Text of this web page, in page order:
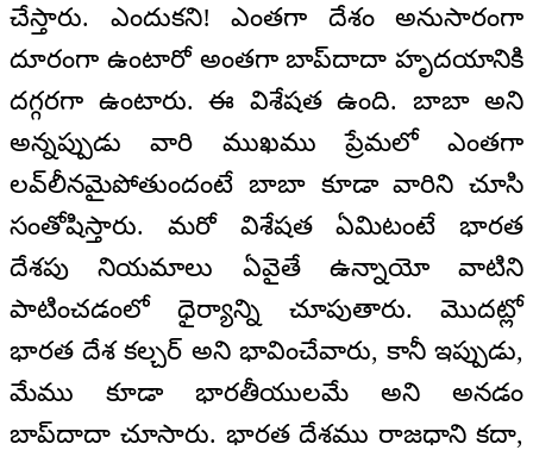
చేస్తారు. ఎందుకని! ఎంతగా దేశం అనుసారంగా
దూరంగా ఉంటారో అంతగా బాప్‌దాదా హృదయానికి
దగ్గరగా ఉంటారు. ఈ విశేషత ఉంది. బాబా అని
అన్నప్పుడు వారి ముఖము ప్రేమలో ఎంతగా
లవ్‌లీనమైపోతుందంటే బాబా కూడా వారిని చూసి
సంతోషిస్తారు. మరో విశేషత ఏమిటంటే భారత
దేశపు నియమాలు ఏవైతే ఉన్నాయో వాటిని
పాటించడంలో ధైర్యాన్ని చూపుతారు. మొదట్లో
భారత దేశ కల్చర్‌ అని భావించేవారు, కానీ ఇప్పుడు,
మేము కూడా భారతీయులమే అని అనడం
బాప్‌దాదా చూసారు. భారత దేశము రాజధాని కదా,